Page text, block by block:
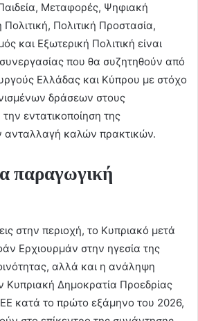
Μεταφορές, Ψηφιακή
Πολιτική, Πολιτική Προστασία,
και Εξωτερική Πολιτική είναι
που θα συζητηθούν από
Ελλάδας και Κύπρου με στόχο
δράσεων στους
την εντατικοποίηση της
ανταλλαγή καλών πρακτικών.
παραγωγική
στην περιοχή, το Κυπριακό μετά
Ερχιουρμάν στην ηγεσία της
αλλά και η ανάληψη
Δημοκρατία Προεδρίας
κατά το πρώτο εξάμηνο του 2026,